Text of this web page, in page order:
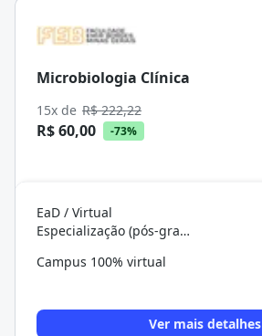
Microbiologia Clínica
15x de R$ 222,22
R$ 60,00 -73%
EaD / Virtual
Especialização (pós-graduação)
Campus 100% virtual
Ver mais detalhes